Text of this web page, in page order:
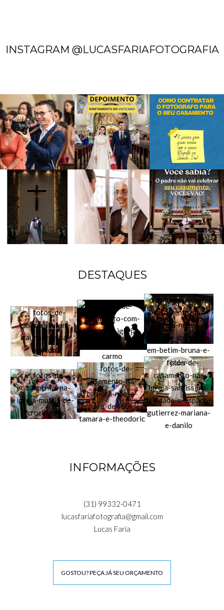
INSTAGRAM @LUCASFARIAFOTOGRAFIA
DESTAQUES
INFORMAÇÕES
(31) 99332-0471
lucasfariafotografia@gmail.com
Lucas Faria
GOSTOU? PEÇA JÁ SEU ORÇAMENTO